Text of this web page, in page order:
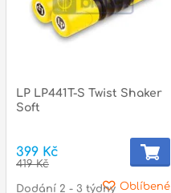
LP LP441T-S Twist Shaker
Soft
399 Kč
419 Kč
Oblíbené
Dodání 2 - 3 týdny